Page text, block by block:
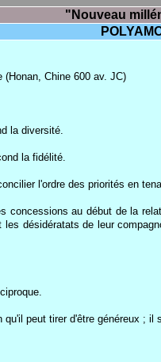
"Nouveau
(Honan, Chine 600 av. JC)
la diversité.
la fidélité.
l'ordre des priorités en
concessions au début de la
désidératats de leur
peut tirer d'être généreux ;